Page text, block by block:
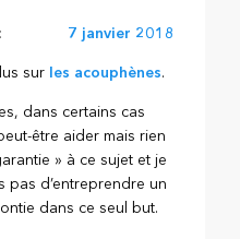
7 janvier 2018
sur les acouphènes.
dans certains cas
être aider mais rien
» à ce sujet et je
pas d’entreprendre un
dans ce seul but.